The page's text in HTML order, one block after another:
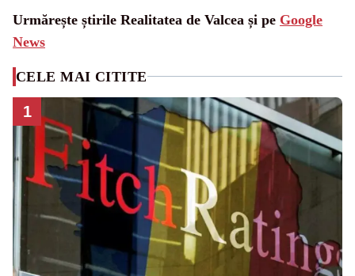
Urmărește știrile Realitatea de Valcea și pe Google
News
CELE MAI CITITE
1